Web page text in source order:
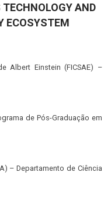
AND
ECOSYSTEM
Albert Einstein (FICSAE) –
de Pós-Graduação em
– Departamento de Ciência